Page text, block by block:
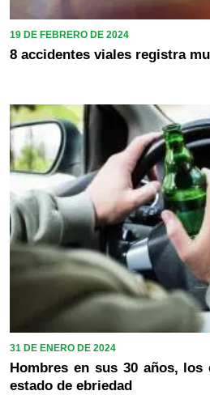
19 DE FEBRERO DE 2024
8 accidentes viales registra
31 DE ENERO DE 2024
Hombres en sus 30 años, los
estado de ebriedad